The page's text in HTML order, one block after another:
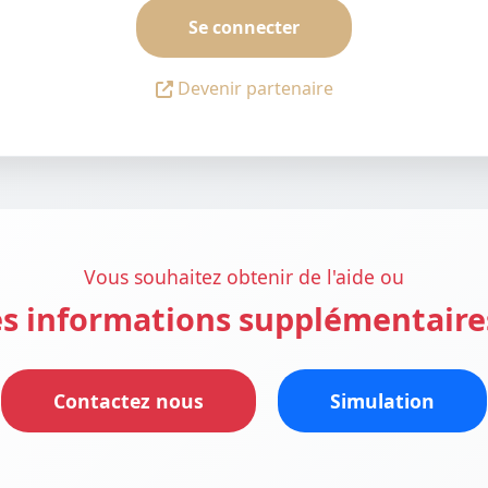
Se connecter
Devenir partenaire
Vous souhaitez obtenir de l'aide ou
informations
Contactez nous Simulation